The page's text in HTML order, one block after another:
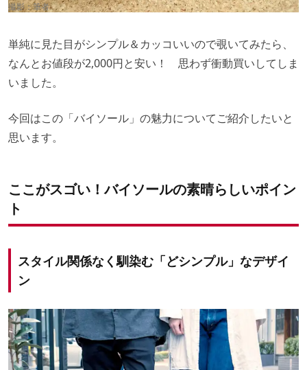
撮影：筆者
単純に見た目がシンプル＆カッコいいので覗いてみたら、
なんとお値段が2,000円と安い！ 思わず衝動買いしてしま
いました。
今回はこの「バイソール」の魅力についてご紹介したいと
思います。
ここがスゴい！バイソールの素晴らしいポイン
ト
スタイル関係なく馴染む「どシンプル」なデザイ
ン